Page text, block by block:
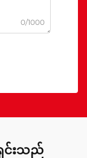
0/1000
င်းသည်